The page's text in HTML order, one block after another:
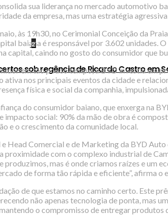
2
sob regência de Ricardo Castro em
sua liderança no mercado automotivo
da empresa, mas uma estratégia
às 19h30, no Cerimonial Conceição da
baiana é responsável por 3.602
capital, caindo no gosto do consumidor que
em tão pouco tempo, a BYD investiu em
nos principais eventos da cidade e
física e social da companhia,
do consumidor baiano, que enxerga na
social: 90% da mão de obra é
e o crescimento da comunidade local.
Head Comercial e de Marketing da BYD
proximidade com o complexo industrial de
produzimos, mas é onde criamos raízes e um
de forma tão rápida e eficiente”, afirma o
de que estamos no caminho certo. Este
não apenas tecnologia de ponta, mas
o compromisso de entregar produtos